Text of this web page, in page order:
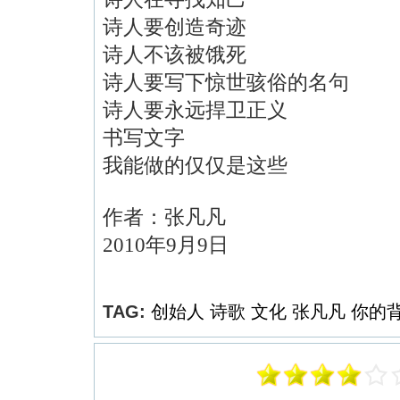
诗人要创造奇迹
诗人不该被饿死
诗人要写下惊世骇俗的名句
诗人要永远捍卫正义
书写文字
我能做的仅仅是这些
作者：张凡凡
2010年9 月 9 日
TAG: 创始人 诗歌 文化 张凡凡 你的